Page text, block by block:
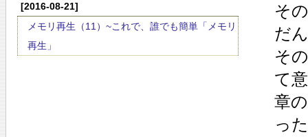
[2016-08-21]
メモリ再生（11）~これで、誰でも簡単「メモリ
再生」
そ
だ
そ
て
章
っ